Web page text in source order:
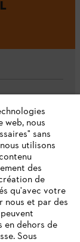
web, nous
sans
utilisons
des
de
qu'avec votre
nous et par des
en dehors de
Sous